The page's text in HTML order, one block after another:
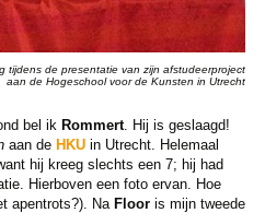
tijdens de presentatie van zijn afstudeerproject
aan de Hogeschool voor de Kunsten in Utrecht
bel ik Rommert. Hij is geslaagd!
aan de HKUin Utrecht. Helemaal
hij kreeg slechts een 7; hij had
Hierboven een foto ervan. Hoe
apentrots?). Na Flooris mijn tweede